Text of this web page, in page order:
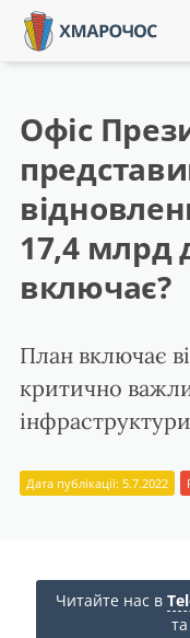
Офіс
17,4 млрд
включає?
План включає
критично
Дата публікації: 5.7.2022
Читайте нас в
та